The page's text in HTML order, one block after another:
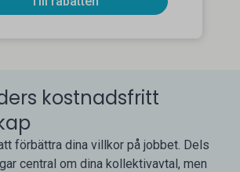
kostnadsfritt
förbättra dina villkor på jobbet. Dels
central om dina kollektivavtal, men